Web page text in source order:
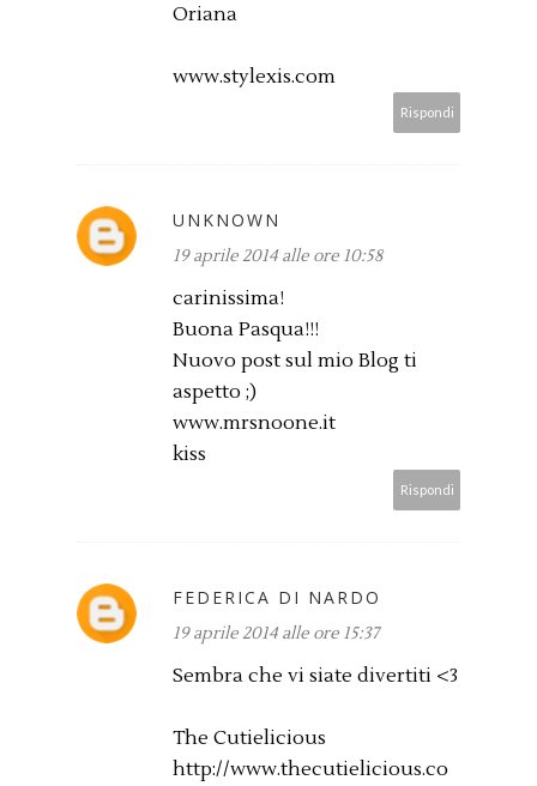
Oriana
www.stylexis.com
Rispondi
UNKNOWN
19 aprile 2014 alle ore 10:58
carinissima!
Buona Pasqua!!!
Nuovo post sul mio Blog ti
aspetto ;)
www.mrsnoone.it
kiss
Rispondi
FEDERICA DI NARDO
19 aprile 2014 alle ore 15:37
Sembra che vi siate divertiti <3
The Cutielicious
http://www.thecutielicious.co